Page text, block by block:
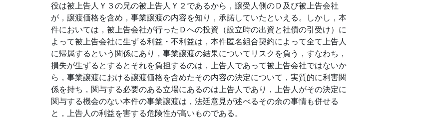
役は被上告人Ｙ３の兄の被上告人Ｙ２であるから，譲受人側のＤ及び被上告会社
が，譲渡価格を含め，事業譲渡の内容を知り，承諾していたといえる。しかし，本
件においては，被上告会社が行ったＤへの投資（設立時の出資と社債の引受け）に
よって被上告会社に生ずる利益・不利益は，本件匿名組合契約によって全て上告人
に帰属するという関係にあり，事業譲渡の結果についてリスクを負う，すなわち，
損失が生ずるとするとそれを負担するのは，上告人であって被上告会社ではないか
ら，事業譲渡における譲渡価格を含めたその内容の決定について，実質的に利害関
係を持ち，関与する必要のある立場にあるのは上告人であり，上告人がその決定に
関与する機会のない本件の事業譲渡は，法廷意見が述べるその余の事情も併せる
と，上告人の利益を害する危険性が高いものである。